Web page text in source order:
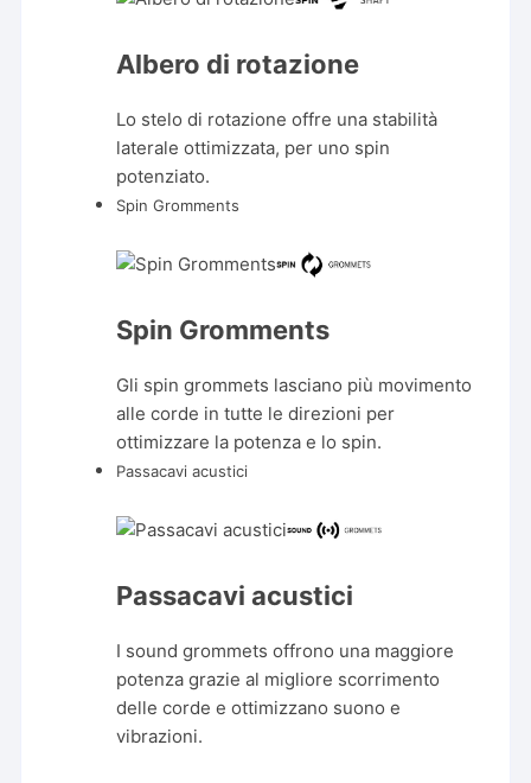
Albero di rotazione
Lo stelo di rotazione offre una stabilità
laterale ottimizzata, per uno spin
potenziato.
Spin Gromments
Spin Gromments
Gli spin grommets lasciano più movimento
alle corde in tutte le direzioni per
ottimizzare la potenza e lo spin.
Passacavi acustici
Passacavi acustici
I sound grommets offrono una maggiore
potenza grazie al migliore scorrimento
delle corde e ottimizzano suono e
vibrazioni.